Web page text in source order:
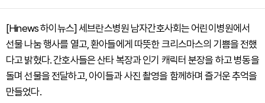
[Hinews 하이뉴스] 세브란스병원 남자간호사회는 어린이병원에서
선물 나눔 행사를 열고, 환아들에게 따뜻한 크리스마스의 기쁨을 전했
다고 밝혔다. 간호사들은 산타 복장과 인기 캐릭터 분장을 하고 병동을
돌며 선물을 전달하고, 아이들과 사진 촬영을 함께하며 즐거운 추억을
만들었다.